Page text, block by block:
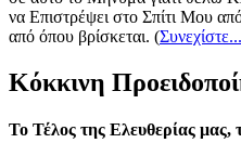
να Επιστρέψει στο Σπίτι Μου
από όπου βρίσκεται. (Συνεχίστε...
Κόκκινη
Το Τέλος της Ελευθερίας